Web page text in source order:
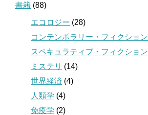
書籍 (88)
エコロジー (28)
コンテンポラリー・フィクション
スペキュラティブ・フィクション
ミステリ (14)
世界経済 (4)
人類学 (4)
免疫学 (2)